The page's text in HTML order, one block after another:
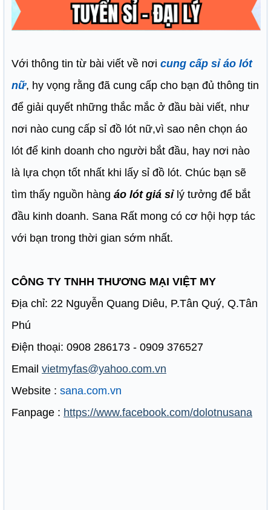
Với thông tin từ bài viết về nơi cung cấp sỉ áo lót
nữ, hy vọng rằng đã cung cấp cho bạn đủ thông tin
để giải quyết những thắc mắc ở đầu bài viết, như
nơi nào cung cấp sỉ đồ lót nữ,vì sao nên chọn áo
lót để kinh doanh cho người bắt đầu, hay nơi nào
là lựa chọn tốt nhất khi lấy sỉ đồ lót. Chúc bạn sẽ
tìm thấy nguồn hàng áo lót giá sỉ lý tưởng để bắt
đầu kinh doanh. Sana Rất mong có cơ hội hợp tác
với bạn trong thời gian sớm nhất.
CÔNG TY TNHH THƯƠNG MẠI VIỆT MY
Địa chỉ: 22 Nguyễn Quang Diêu, P.Tân Quý, Q.Tân
Phú
Điện thoại: 0908 286173 - 0909 376527
Email vietmyfas@yahoo.com.vn
Website : sana.com.vn
Fanpage : https://www.facebook.com/dolotnusana